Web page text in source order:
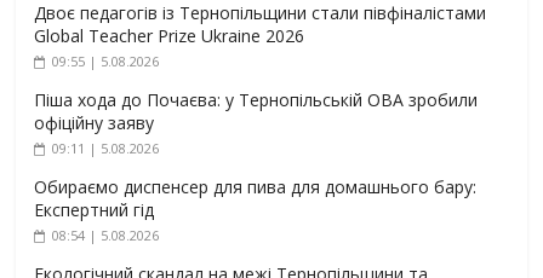
Двоє педагогів із Тернопільщини стали півфіналістами
Global Teacher Prize Ukraine 2026
09:55 | 5.08.2026
Піша хода до Почаєва: у Тернопільській ОВА зробили
офіційну заяву
09:11 | 5.08.2026
Обираємо диспенсер для пива для домашнього бару:
Експертний гід
08:54 | 5.08.2026